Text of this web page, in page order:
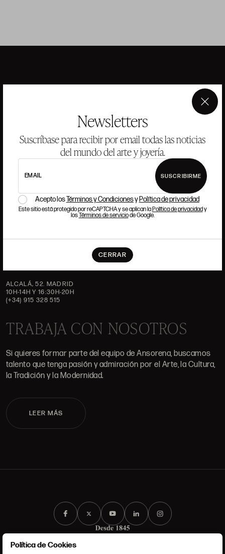
Newsletters
Suscríbase para recibir por email todas las noticias
del mundo del arte y joyería.
EMAIL SUSCRIBIRME
Acepto losTérminos y Condicionesy Política de privacidad
Este sitio está protegido por reCAPTCHA y se aplican laPolítica de privacidady
losTérminos de serviciode Google.
CERRAR
×
ANSORENA
GALERÍA
VALORACIONES
CONTACTO
DÓNDE ESTAMOS
ALCALÁ, 52. MADRID
10H-14H Y 16:30H-20H
(+34) 915 328 515
TRABAJA CON NOSOTROS
Si quieres formar parte del equipo de Ansorena, buscamos
talento que tenga pasión y admiración por el Arte, la Cultura,
la Tradición y la Modernidad.
LEER MÁS
Política de Cookies